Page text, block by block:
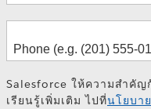
Salesforce ให้ความสำคั
เรียนรู้เพิ่มเติม ไปที่นโยบา